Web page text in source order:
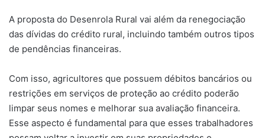
A proposta do Desenrola Rural vai além da renegociação
das dívidas do crédito rural, incluindo também outros tipos
de pendências financeiras.
Com isso, agricultores que possuem débitos bancários ou
restrições em serviços de proteção ao crédito poderão
limpar seus nomes e melhorar sua avaliação financeira.
Esse aspecto é fundamental para que esses trabalhadores